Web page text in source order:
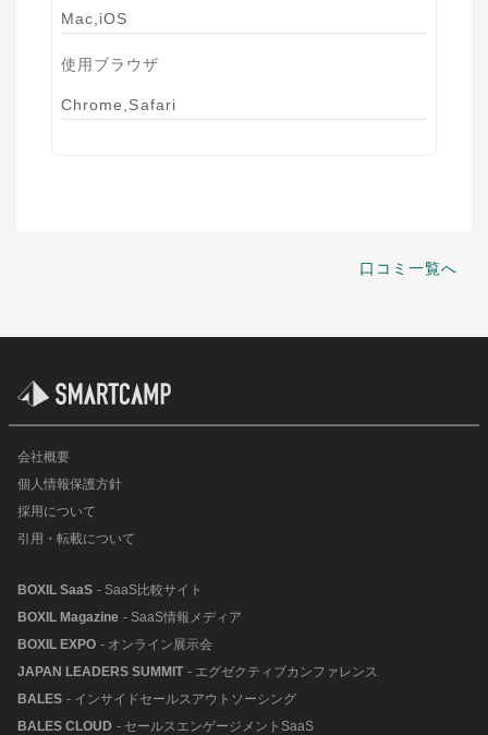
Mac,iOS
使用ブラウザ
Chrome,Safari
口コミ一覧へ
会社概要
個人情報保護方針
採用について
引用・転載について
BOXIL SaaS - SaaS比較サイト
BOXIL Magazine - SaaS情報メディア
BOXIL EXPO - オンライン展示会
JAPAN LEADERS SUMMIT - エグゼクティブカンファレンス
BALES - インサイドセールスアウトソーシング
BALES CLOUD - セールスエンゲージメントSaaS